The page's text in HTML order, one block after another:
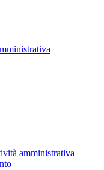
amministrativa